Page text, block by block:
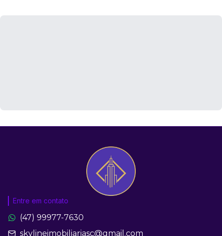
Entre em contato
(47) 99977-7630
skylineimobiliariasc@gmail.com